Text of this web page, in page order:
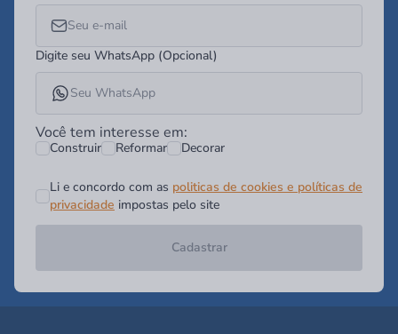
Digite seu WhatsApp (Opcional)
Você tem interesse em:
Construir Reformar Decorar
Li e concordo com as politicas de cookies e políticas de
privacidade impostas pelo site
Cadastrar